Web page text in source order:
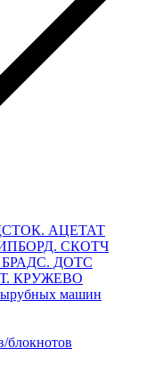
АЦЕТАТ
СКОТЧ
ДОТС
КРУЖЕВО
машин